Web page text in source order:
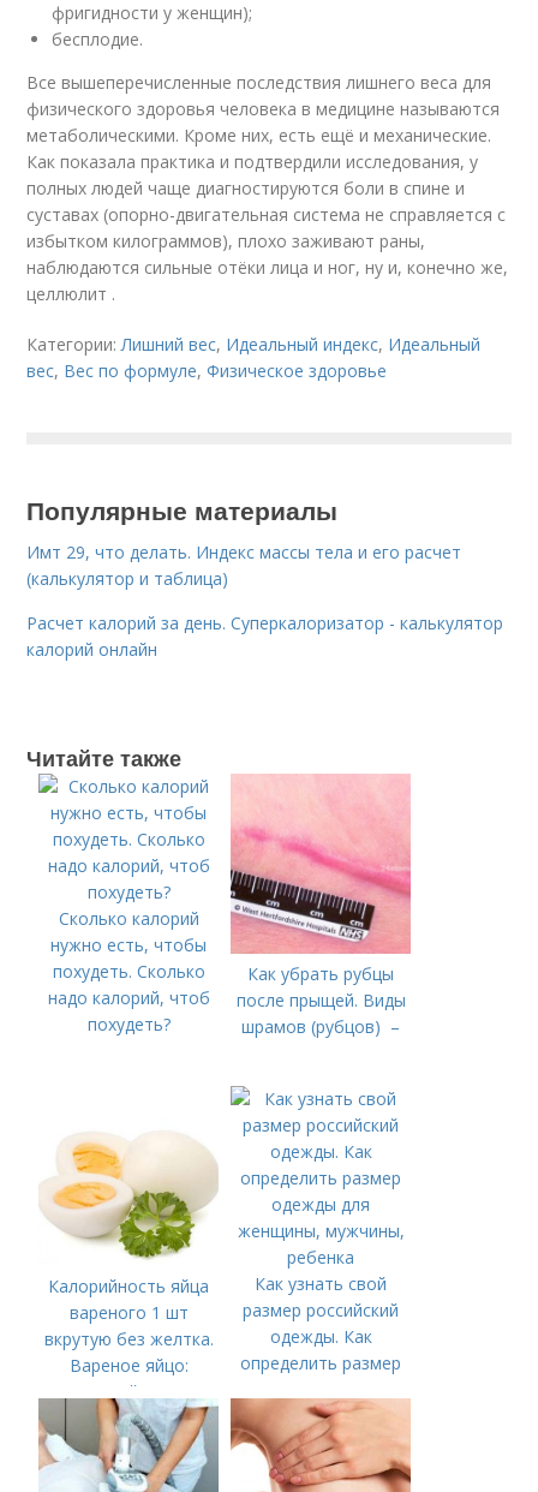
фригидности у женщин);
бесплодие.
Все вышеперечисленные последствия лишнего веса для
физического здоровья человека в медицине называются
метаболическими. Кроме них, есть ещё и механические.
Как показала практика и подтвердили исследования, у
полных людей чаще диагностируются боли в спине и
суставах (опорно-двигательная система не справляется с
избытком килограммов), плохо заживают раны,
наблюдаются сильные отёки лица и ног, ну и, конечно же,
целлюлит .
Категории:Лишний вес, Идеальный индекс, Идеальный
вес, Вес по формуле,Физическое здоровье
Популярные материалы
Имт 29, что делать. Индекс массы тела и его расчет
(калькулятор и таблица)
Расчет калорий за день. Суперкалоризатор - калькулятор
калорий онлайн
Читайте также
Сколько калорий
нужно есть, чтобы
похудеть. Сколько
надо калорий, чтоб
похудеть?
Как убрать рубцы
после прыщей. Виды
шрамов (рубцов) –
Калорийность яйца
вареного 1 шт
вкрутую без желтка.
Вареное яйцо:
калорийность
Как узнать свой
размер российский
одежды. Как
определить размер
женщины, мужчины,
ребенка